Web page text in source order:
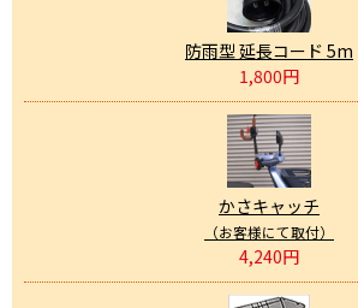
防雨型 延長コード 5m
1,800円
かさキャッチ
（お客様にて取付）
4,240円